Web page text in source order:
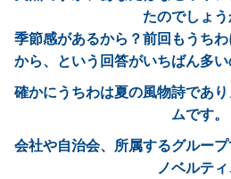
蓄光うちわ（XSサイズ）
UVうちわ（Mサイズ）
UVうちわ（Sサイズ）
UVうちわ（XSサイズ）
ジャンボうちわ
たのでしょう
季節感があるから？前回もうち
から、という回答がいちばん多い
確かにうちわは夏の風物詩であ
ムです。
会社や自治会、所属するグルー
ノベルティ